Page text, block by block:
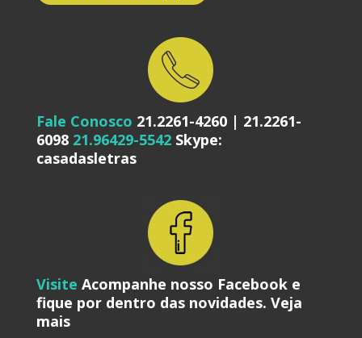
Fale Conosco 21.2261-4260 | 21.2261-
609821.96429-5542 Skype:
casadasletras
Visite Acompanhe nosso Facebook e
fique por dentro das novidades. Veja
mais